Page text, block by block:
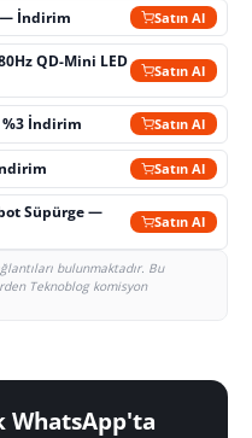
— İndirim Satın Al
QD-Mini LED
Satın Al
%3 İndirim Satın Al
Satın Al
Süpürge —
Satın Al
bulunmaktadır. Bu
Teknoblog komisyon
WhatsApp'ta